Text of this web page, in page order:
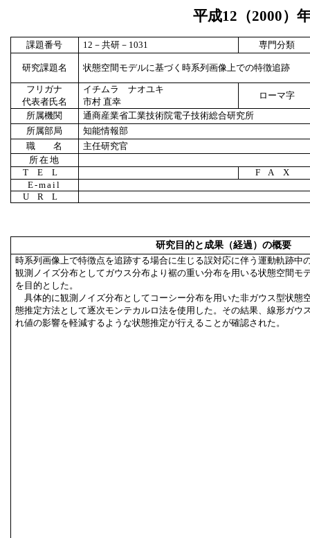
平成12 （2000）
課題番号 12 －共研－ 1031 専門分類
研究課題名 状態空間モデルに基づく時系列画像上での特徴追跡
フリガナ
代表者氏名
イチムラ ナオユキ
市村 直幸
ローマ字
所属機関
通商産業省工業技術院電子技術総合研究所
所属部局
知能情報部
職 名
主任研究官
所在地
TEL
FAX
E-mail
URL
研究目的と成果（経過）の概要
時系列画像上で特徴点を追跡する場合に生じる誤対応に伴う運動軌跡中
観測ノイズ分布としてガウス分布より裾の重い分布を用いる状態空間モ
を目的とした。
具体的に観測ノイズ分布としてコーシー分布を用いた非ガウス型状態
態推定方法として逐次モンテカルロ法を使用した。その結果、線形ガウ
れ値の影響を軽減するような状態推定が行えることが確認された。